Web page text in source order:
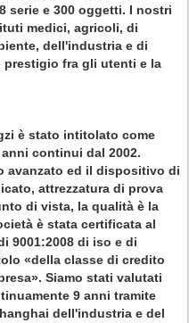
serie e 300 oggetti. I nostri
medici, agricoli, di
dell'industria e di
fra gli utenti e la
è stato intitolato come
continui dal 2002.
avanzato ed il dispositivo di
attrezzatura di prova
di vista, la qualità è la
è stata certificata al
9001:2008 di iso e di
«della classe di credito
Siamo stati valutati
9 anni tramite
dell'industria e del